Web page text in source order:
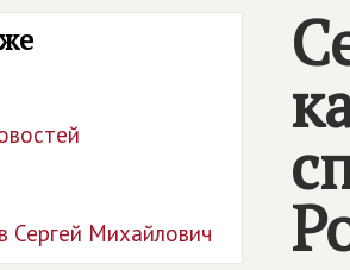
Сергей Михайлович